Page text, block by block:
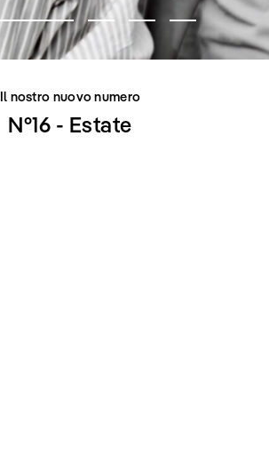
Il nostro nuovo numero
N°16 - Estate